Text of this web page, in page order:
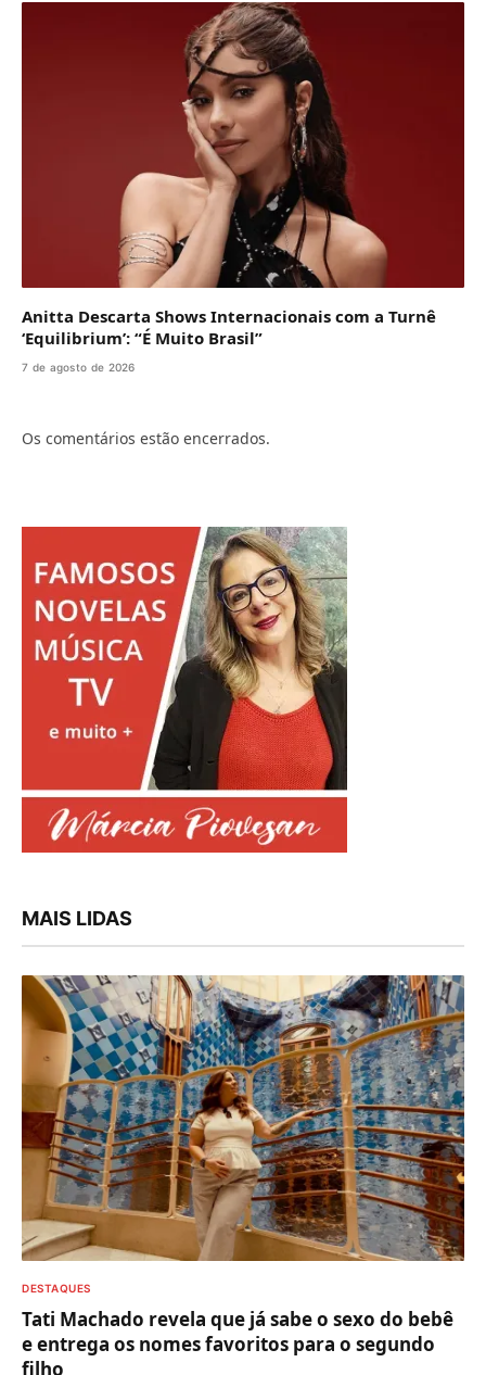
Anitta Descarta Shows Internacionais com a Turnê
‘Equilibrium’: “É Muito Brasil”
7 de agosto de 2026
Os comentários estão encerrados.
MAIS LIDAS
DESTAQUES
Tati Machado revela que já sabe o sexo do bebê
e entrega os nomes favoritos para o segundo
filho